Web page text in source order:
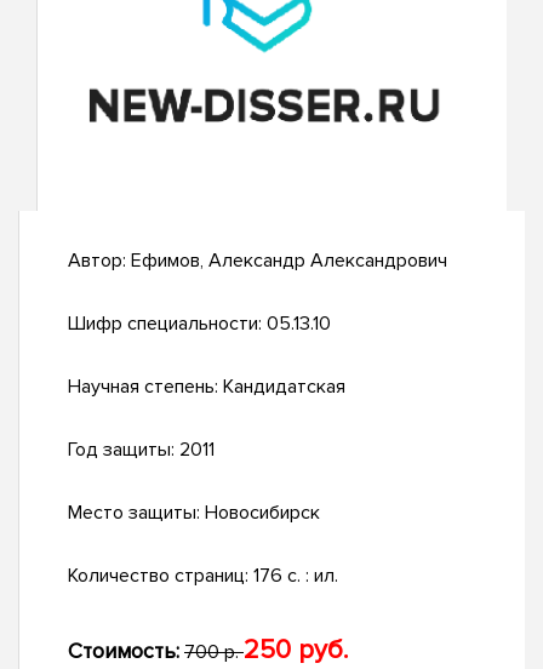
Автор: Ефимов, Александр Александрович
Шифр специальности: 05.13.10
Научная степень: Кандидатская
Год защиты: 2011
Место защиты: Новосибирск
Количество страниц: 176 с. : ил.
Стоимость: 700 р.250 руб.